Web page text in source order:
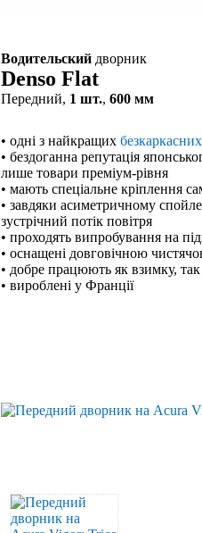
Водительский дворник
Denso Flat
Передний, 1 шт., 600 мм
• одні з найкращих безкаркасних
• бездоганна репутація
лише товари преміум-рівня
• мають спеціальне кріплення
• завдяки асиметричному
зустрічний потік повітря
• проходять випробування на
• оснащені довговічною
• добре працюють як взимку, так
• вироблені у Франції